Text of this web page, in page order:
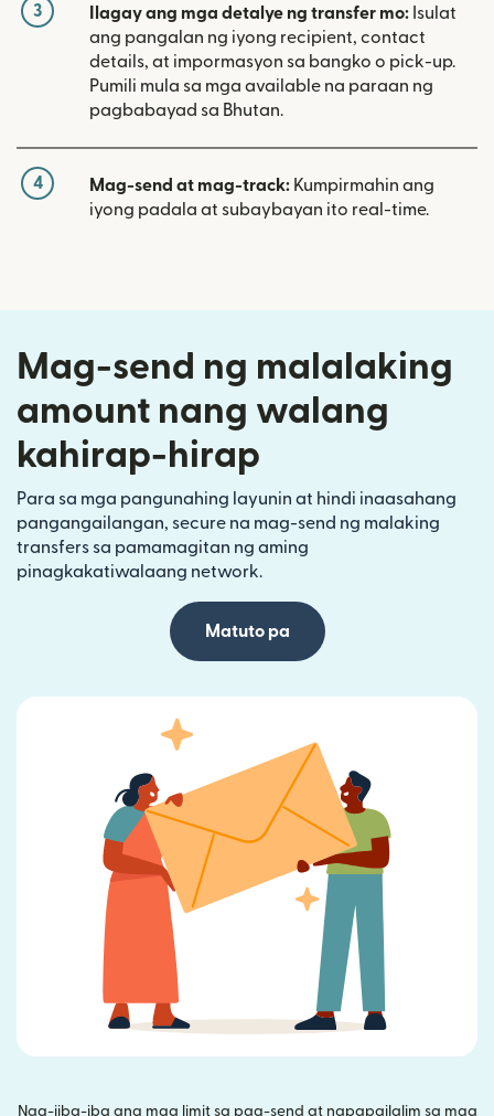
3 Ilagay ang mga detalye ng transfer mo: Isulat
ang pangalan ng iyong recipient, contact
details, at impormasyon sa bangko o pick-up.
Pumili mula sa mga available na paraan ng
pagbabayad sa Bhutan.
4 Mag-send at mag-track: Kumpirmahin ang
iyong padala at subaybayan ito real-time.
Mag-send ng malalaking
amount nang walang
kahirap-hirap
Para sa mga pangunahing layunin at hindi inaasahang
pangangailangan, secure na mag-send ng malaking
transfers sa pamamagitan ng aming
pinagkakatiwalaang network.
Matuto pa
Nag-iiba-iba ang mga limit sa pag-send at napapailalim sa mga